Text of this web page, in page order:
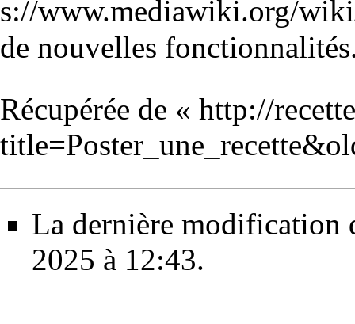
de nouvelles
Récupérée de « http://
La dernière modification
2025 à 12:43.